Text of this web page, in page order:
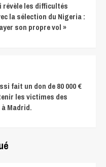
révèle les difficultés
la sélection du Nigeria :
son propre vol »
fait un don de 80 000 €
les victimes des
Madrid.